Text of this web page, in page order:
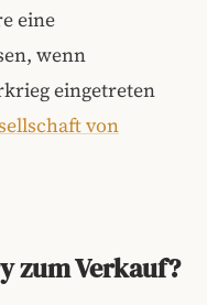
eine
wenn
eingetreten
von
zum Verkauf?